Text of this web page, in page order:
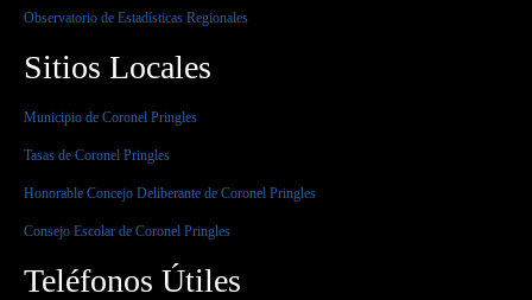
Observatorio de Estadísticas Regionales
Sitios Locales
Municipio de Coronel Pringles
Tasas de Coronel Pringles
Honorable Concejo Deliberante de Coronel Pringles
Consejo Escolar de Coronel Pringles
Teléfonos Útiles